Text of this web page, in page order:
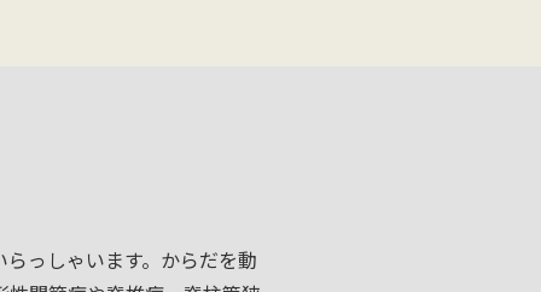
っしゃいます。からだを動